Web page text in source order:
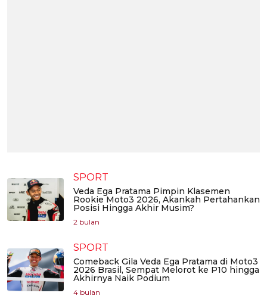
SPORT
Veda Ega Pratama Pimpin Klasemen
Rookie Moto3 2026, Akankah Pertahankan
Posisi Hingga Akhir Musim?
2 bulan
SPORT
Comeback Gila Veda Ega Pratama di Moto3
2026 Brasil, Sempat Melorot ke P10 hingga
Akhirnya Naik Podium
4 bulan